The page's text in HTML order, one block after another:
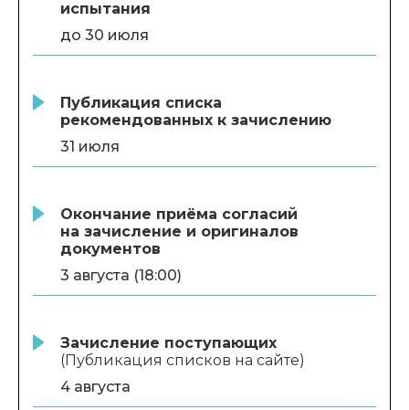
испытания
до 30 июля
Публикация списка
рекомендованных к зачислению
31 июля
Окончание приёма согласий
на зачисление и оригиналов
документов
3 августа (18:00)
Зачисление поступающих
(Публикация списков на сайте)
4 августа